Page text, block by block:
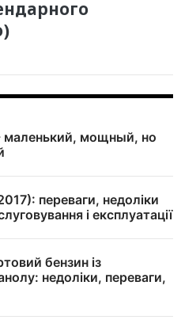
маленький, мощный, но
переваги, недоліки
і експлуатації
бензин із
недоліки, переваги,